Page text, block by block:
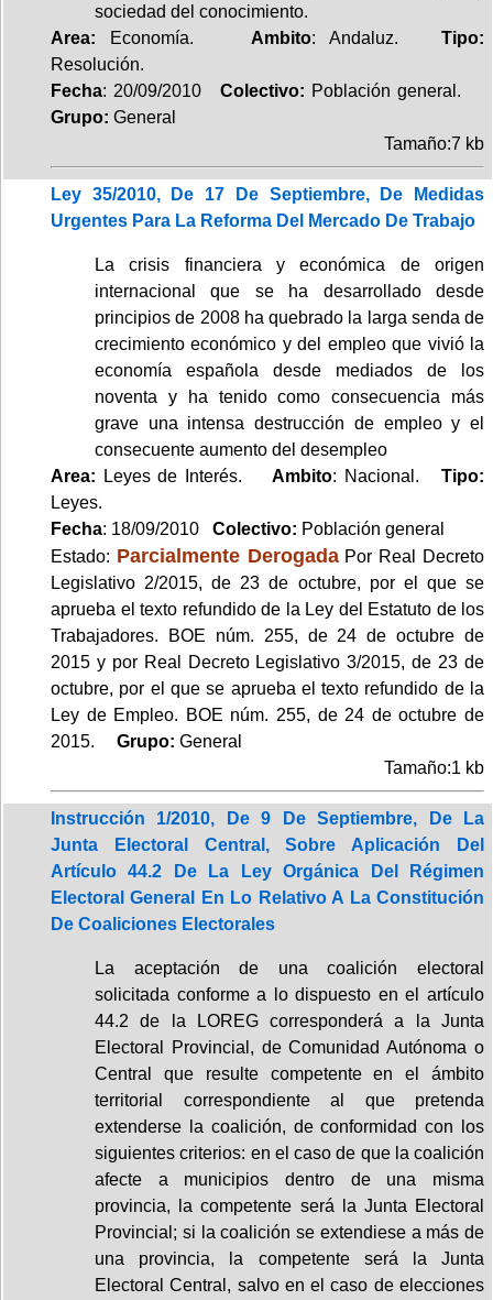
sociedad del conocimiento.
Area: Economía. Ambito: Andaluz. Tipo:
Resolución.
Fecha: 20/09/2010Colectivo: Población general.
Grupo: General
Tamaño:7 kb
Ley 35/2010, De 17 De Septiembre, De Medidas
Urgentes Para La Reforma Del Mercado De Trabajo
La crisis financiera y económica de origen
internacional que se ha desarrollado desde
principios de 2008 ha quebrado la larga senda de
crecimiento económico y del empleo que vivió la
economía española desde mediados de los
noventa y ha tenido como consecuencia más
grave una intensa destrucción de empleo y el
consecuente aumento del desempleo
Area: Leyes de Interés.Ambito: Nacional.Tipo:
Leyes.
Fecha: 18/09/2010 Colectivo: Población general
Estado: Parcialmente DerogadaPor Real Decreto
Legislativo 2/2015, de 23 de octubre, por el que se
aprueba el texto refundido de la Ley del Estatuto de los
Trabajadores. BOE núm. 255, de 24 de octubre de
2015 y por Real Decreto Legislativo 3/2015, de 23 de
octubre, por el que se aprueba el texto refundido de la
Ley de Empleo. BOE núm. 255, de 24 de octubre de
2015.
Grupo: General
Tamaño:1 kb
Instrucción 1/2010, De 9 De Septiembre, De La
Junta Electoral Central, Sobre Aplicación Del
Artículo 44.2 De La Ley Orgánica Del Régimen
Electoral General En Lo Relativo A La Constitución
De Coaliciones Electorales
La aceptación de una coalición electoral
solicitada conforme a lo dispuesto en el artículo
44.2 de la LOREG corresponderá a la Junta
Electoral Provincial, de Comunidad Autónoma o
Central que resulte competente en el ámbito
territorial correspondiente al que pretenda
extenderse la coalición, de conformidad con los
siguientes criterios: en el caso de que la coalición
afecte a municipios dentro de una misma
provincia, la competente será la Junta Electoral
Provincial; si la coalición se extendiese a más de
una provincia, la competente será la Junta
Electoral Central, salvo en el caso de elecciones